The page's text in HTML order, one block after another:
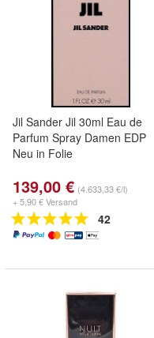
Jil Sander Jil 30ml Eau de
Parfum Spray Damen EDP
Neu in Folie
139,00 € (4.633,33 €/l)
+ 5,90 € Versand
42